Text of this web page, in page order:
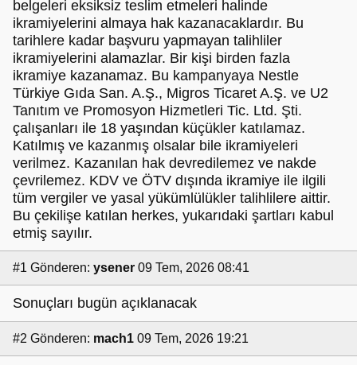
belgeleri eksiksiz teslim etmeleri halinde
ikramiyelerini almaya hak kazanacaklardır. Bu
tarihlere kadar başvuru yapmayan talihliler
ikramiyelerini alamazlar. Bir kişi birden fazla
ikramiye kazanamaz. Bu kampanyaya Nestle
Türkiye Gıda San. A.Ş., Migros Ticaret A.Ş. ve U2
Tanıtım ve Promosyon Hizmetleri Tic. Ltd. Şti.
çalışanları ile 18 yaşından küçükler katılamaz.
Katılmış ve kazanmış olsalar bile ikramiyeleri
verilmez. Kazanılan hak devredilemez ve nakde
çevrilemez. KDV ve ÖTV dışında ikramiye ile ilgili
tüm vergiler ve yasal yükümlülükler talihlilere aittir.
Bu çekilişe katılan herkes, yukarıdaki şartları kabul
etmiş sayılır.
#1 Gönderen: ysener 09 Tem, 2026 08:41
Sonuçları bugün açıklanacak
#2 Gönderen: mach1 09 Tem, 2026 19:21